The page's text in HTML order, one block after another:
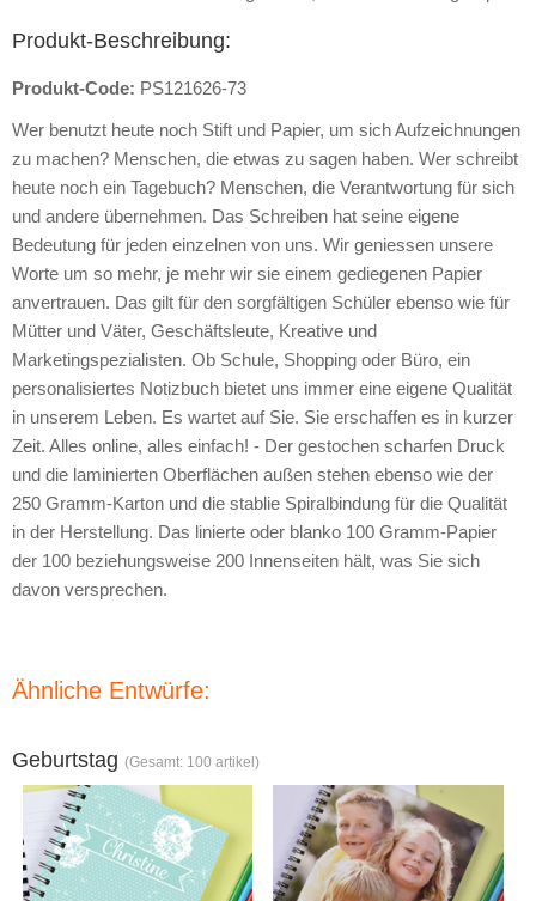
Produkt-Beschreibung:
Produkt-Code: PS121626-73
Wer benutzt heute noch Stift und Papier, um sich Aufzeichnungen
zu machen? Menschen, die etwas zu sagen haben. Wer schreibt
heute noch ein Tagebuch? Menschen, die Verantwortung für sich
und andere übernehmen. Das Schreiben hat seine eigene
Bedeutung für jeden einzelnen von uns. Wir geniessen unsere
Worte um so mehr, je mehr wir sie einem gediegenen Papier
anvertrauen. Das gilt für den sorgfältigen Schüler ebenso wie für
Mütter und Väter, Geschäftsleute, Kreative und
Marketingspezialisten. Ob Schule, Shopping oder Büro, ein
personalisiertes Notizbuch bietet uns immer eine eigene Qualität
in unserem Leben. Es wartet auf Sie. Sie erschaffen es in kurzer
Zeit. Alles online, alles einfach! - Der gestochen scharfen Druck
und die laminierten Oberflächen außen stehen ebenso wie der
250 Gramm-Karton und die stablie Spiralbindung für die Qualität
in der Herstellung. Das linierte oder blanko 100 Gramm-Papier
der 100 beziehungsweise 200 Innenseiten hält, was Sie sich
davon versprechen.
Ähnliche Entwürfe:
Geburtstag (Gesamt: 100 artikel)